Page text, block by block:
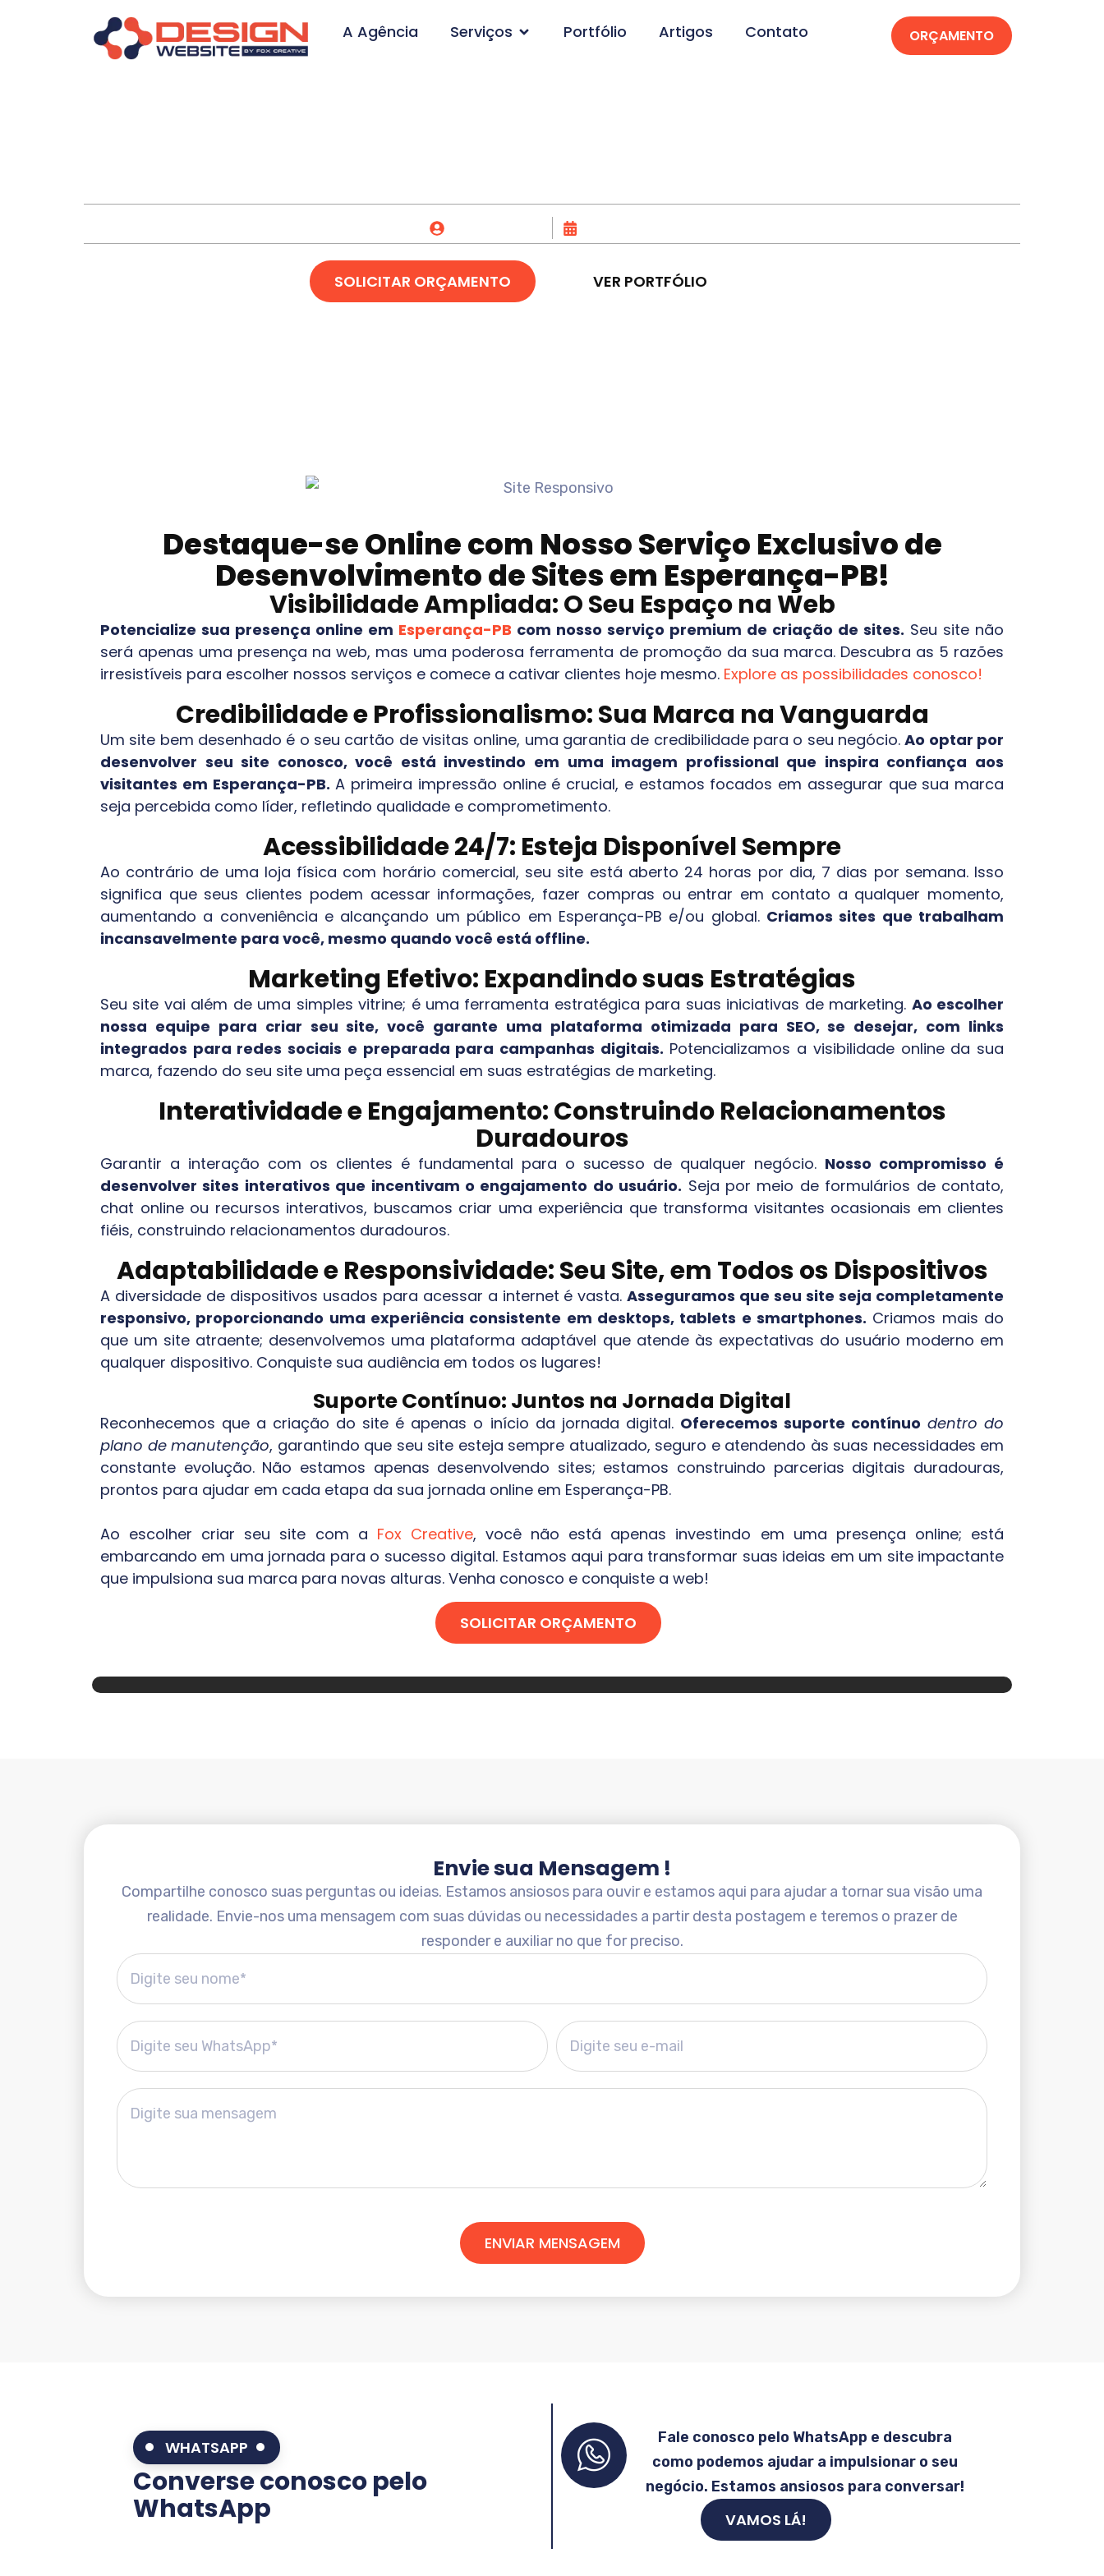
A Agência Serviços Portfólio Artigos Contato ORÇAMENTO
SOLICITAR ORÇAMENTO VER PORTFÓLIO
Destaque-se Online com Nosso Serviço Exclusivo de
Desenvolvimento de Sites em Esperança-PB!
Visibilidade Ampliada: O Seu Espaço na Web
Potencialize sua presença online em Esperança-PB com nosso serviço premium de criação de sites. Seu site não
será apenas uma presença na web, mas uma poderosa ferramenta de promoção da sua marca. Descubra as 5 razões
irresistíveis para escolher nossos serviços e comece a cativar clientes hoje mesmo. Explore as possibilidades conosco!
Credibilidade e Profissionalismo: Sua Marca na Vanguarda
Um site bem desenhado é o seu cartão de visitas online, uma garantia de credibilidade para o seu negócio.Ao optar por
desenvolver seu site conosco, você está investindo em uma imagem profissional que inspira confiança aos
visitantes em Esperança-PB. A primeira impressão online é crucial, e estamos focados em assegurar que sua marca
seja percebida como líder, refletindo qualidade e comprometimento.
Acessibilidade 24/7: Esteja Disponível Sempre
Ao contrário de uma loja física com horário comercial, seu site está aberto 24 horas por dia, 7 dias por semana. Isso
significa que seus clientes podem acessar informações, fazer compras ou entrar em contato a qualquer momento,
aumentando a conveniência e alcançando um público em Esperança-PB e/ou global. Criamos sites que trabalham
incansavelmente para você, mesmo quando você está offline.
Marketing Efetivo: Expandindo suas Estratégias
Seu site vai além de uma simples vitrine; é uma ferramenta estratégica para suas iniciativas de marketing. Ao escolher
nossa equipe para criar seu site, você garante uma plataforma otimizada para SEO, se desejar, com links
integrados para redes sociais e preparada para campanhas digitais. Potencializamos a visibilidade online da sua
marca, fazendo do seu site uma peça essencial em suas estratégias de marketing.
Interatividade e Engajamento: Construindo Relacionamentos
Duradouros
Garantir a interação com os clientes é fundamental para o sucesso de qualquer negócio. Nosso compromisso é
desenvolver sites interativos que incentivam o engajamento do usuário. Seja por meio de formulários de contato,
chat online ou recursos interativos, buscamos criar uma experiência que transforma visitantes ocasionais em clientes
fiéis, construindo relacionamentos duradouros.
Adaptabilidade e Responsividade: Seu Site, em Todos os Dispositivos
A diversidade de dispositivos usados para acessar a internet é vasta.Asseguramos que seu site seja completamente
responsivo, proporcionando uma experiência consistente em desktops, tablets e smartphones. Criamos mais do
que um site atraente; desenvolvemos uma plataforma adaptável que atende às expectativas do usuário moderno em
qualquer dispositivo. Conquiste sua audiência em todos os lugares!
Suporte Contínuo: Juntos na Jornada Digital
Reconhecemos que a criação do site é apenas o início da jornada digital. Oferecemos suporte contínuo dentro do
plano de manutenção, garantindo que seu site esteja sempre atualizado, seguro e atendendo às suas necessidades em
constante evolução. Não estamos apenas desenvolvendo sites; estamos construindo parcerias digitais duradouras,
prontos para ajudar em cada etapa da sua jornada online em Esperança-PB.
Ao escolher criar seu site com a Fox Creative, você não está apenas investindo em uma presença online; está
embarcando em uma jornada para o sucesso digital. Estamos aqui para transformar suas ideias em um site impactante
que impulsiona sua marca para novas alturas. Venha conosco e conquiste a web!
SOLICITAR ORÇAMENTO
Envie sua Mensagem !
Compartilhe conosco suas perguntas ou ideias. Estamos ansiosos para ouvir e estamos aqui para ajudar a tornar sua visão uma
realidade. Envie-nos uma mensagem com suas dúvidas ou necessidades a partir desta postagem e teremos o prazer de
responder e auxiliar no que for preciso.
ENVIAR MENSAGEM
WHATSAPP
Converse conosco pelo
WhatsApp
Fale conosco pelo WhatsApp e descubra
como podemos ajudar a impulsionar o seu
negócio. Estamos ansiosos para conversar!
VAMOS LÁ!